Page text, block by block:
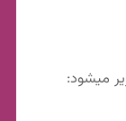
میشود: